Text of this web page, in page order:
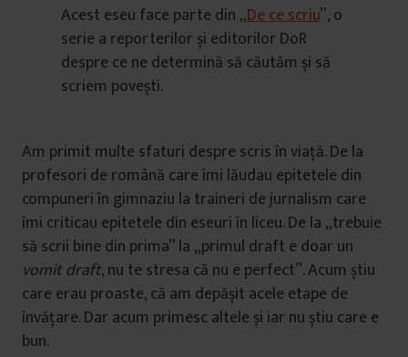
Acest eseu face parte din „De ce scriu”, o
serie a reporterilor și editorilor DoR
despre ce ne determină să căutăm și să
scriem povești.
Am primit multe sfaturi despre scris în viață. De la
profesori de română care îmi lăudau epitetele din
compuneri în gimnaziu la traineri de jurnalism care
îmi criticau epitetele din eseuri în liceu. De la „trebuie
să scrii bine din prima” la „primul draft e doar un
vomit draft, nu te stresa că nu e perfect”. Acum știu
care erau proaste, că am depășit acele etape de
învățare. Dar acum primesc altele și iar nu știu care e
bun.